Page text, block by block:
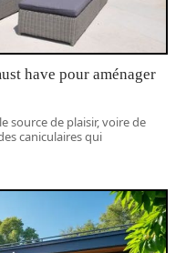
have pour aménager
source de plaisir, voire de
caniculaires qui